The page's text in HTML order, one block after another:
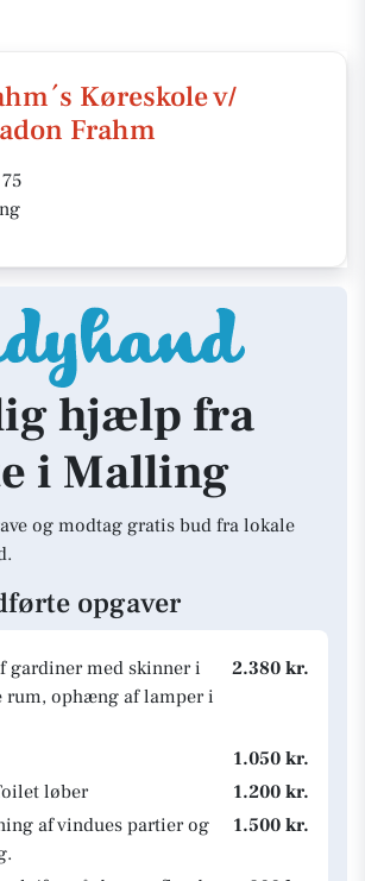
Køreskole v/
Frahm
hjælp fra
i Malling
og modtag gratis bud fra lokale
opgaver
gardiner med skinner i
rum, ophæng af lamper i
2.380 kr.
1.050 kr.
løber
1.200 kr.
af vindues partier og
1.500 kr.